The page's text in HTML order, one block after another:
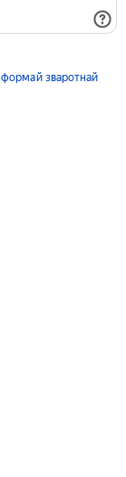
формай зваротнай